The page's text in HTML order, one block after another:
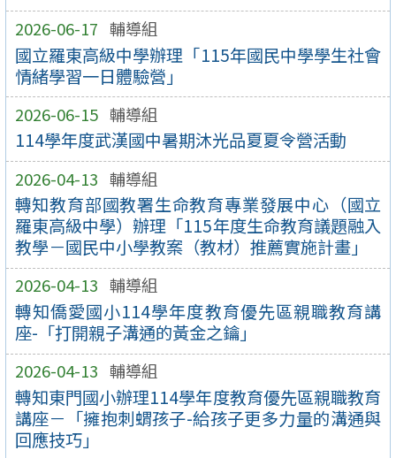
2026-06-17 輔導組
國立羅東高級中學辦理「115年國民中學學生社會
情緒學習一日體驗營」
2026-06-15 輔導組
114學年度武漢國中暑期沐光品夏夏令營活動
2026-04-13 輔導組
轉知教育部國教署生命教育專業發展中心（國立
羅東高級中學）辦理「115年度生命教育議題融入
教學－國民中小學教案（教材）推薦實施計畫」
2026-04-13 輔導組
轉知僑愛國小114學年度教育優先區親職教育講
座-「打開親子溝通的黃金之鑰」
2026-04-13 輔導組
轉知東門國小辦理114學年度教育優先區親職教育
講座－「擁抱刺蝟孩子-給孩子更多力量的溝通與
回應技巧」